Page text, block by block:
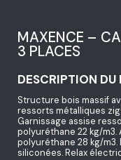
MAXENCE –
3 PLACES
DESCRIPTION DU
Structure bois massif
ressorts métalliques
Garnissage assise
polyuréthane 22 kg/
polyuréthane 28 kg/
siliconées. Relax